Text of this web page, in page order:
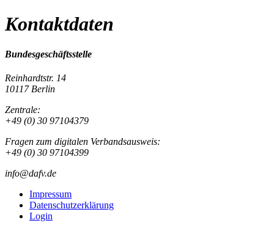
Kontaktdaten
Bundesgeschäftsstelle
Reinhardtstr. 14
10117 Berlin
Zentrale:
+49 (0) 30 97104379
Fragen zum digitalen Verbandsausweis:
+49 (0) 30 97104399
info@dafv.de
Impressum
Datenschutzerklärung
Login